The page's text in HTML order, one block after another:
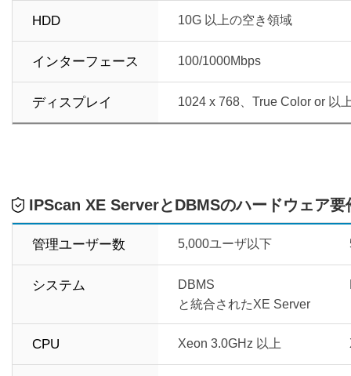
HDD 10G 以上の空き領域
インターフェース 100/1000Mbps
ディスプレイ 1024 x 768、True Color or 以
IPScan XE ServerとDBMSのハードウェア要
管理ユーザー数 5,000ユーザ以下
システム
DBMS
と統合されたXE Server
CPU Xeon 3.0GHz 以上